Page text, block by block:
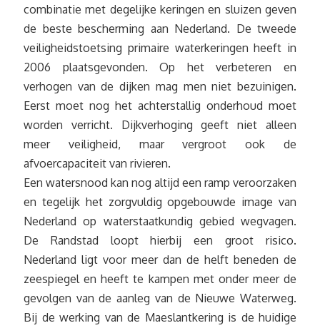
combinatie met degelijke keringen en sluizen geven
de beste bescherming aan Nederland. De tweede
veiligheidstoetsing primaire waterkeringen heeft in
2006 plaatsgevonden. Op het verbeteren en
verhogen van de dijken mag men niet bezuinigen.
Eerst moet nog het achterstallig onderhoud moet
worden verricht. Dijkverhoging geeft niet alleen
meer veiligheid, maar vergroot ook de
afvoercapaciteit van rivieren.
Een watersnood kan nog altijd een ramp veroorzaken
en tegelijk het zorgvuldig opgebouwde image van
Nederland op waterstaatkundig gebied wegvagen.
De Randstad loopt hierbij een groot risico.
Nederland ligt voor meer dan de helft beneden de
zeespiegel en heeft te kampen met onder meer de
gevolgen van de aanleg van de Nieuwe Waterweg.
Bij de werking van de Maeslantkering is de huidige